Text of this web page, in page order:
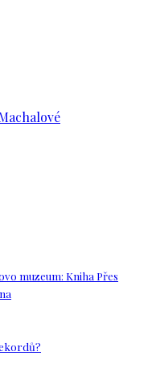
muzeum: Kniha Přes